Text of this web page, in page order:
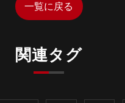
一覧に戻る
関連タグ